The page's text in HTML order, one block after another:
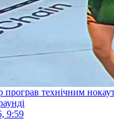
програв технічним
9:59